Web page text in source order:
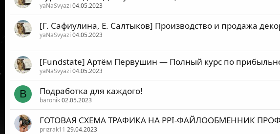
yaNaSvyazi 04.05.2023
[Г. Сафиулина, Е. Салтыков] Производство и продажа
yaNaSvyazi 04.05.2023
[Fundstate] Артём Первушин — Полный курс по
yaNaSvyazi 04.05.2023
B Подработка для каждого!
baronik02.05.2023
ГОТОВАЯ СХЕМА ТРАФИКА НА PPI-ФАЙЛООБМЕННИК
prizrak11 29.04.2023